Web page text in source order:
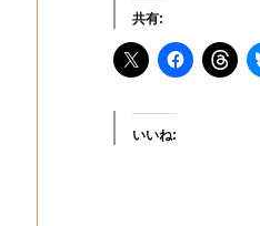
共有:
いいね: